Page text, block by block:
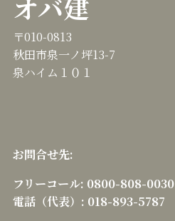
オバ建
〒010-0813
秋田市泉一ノ坪13-7
泉ハイム１０１
お問合せ先:
フリーコール: 0800-808-0030
電話（代表）: 018-893-5787